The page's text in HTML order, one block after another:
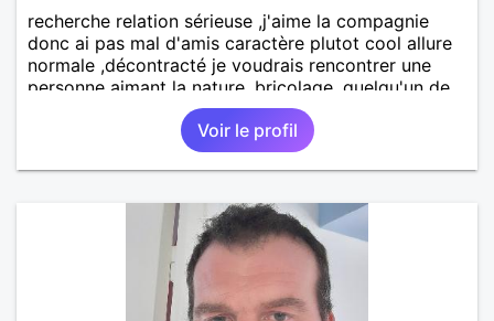
recherche relation sérieuse ,j'aime la compagnie
donc ai pas mal d'amis caractère plutot cool allure
normale ,décontracté je voudrais rencontrer une
personne aimant la nature ,bricolage ,quelqu'un de
simple et naturel à vos claviers mesdames
Voir le profil